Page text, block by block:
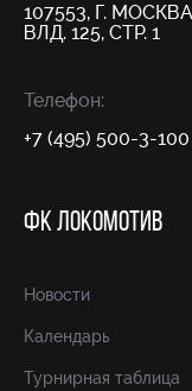
107553, Г.
ВЛД. 125, СТР. 1
Телефон:
+7 (495) 500-3-100
ФК ЛОКОМОТИВ
Новости
Календарь
Турнирная таблица